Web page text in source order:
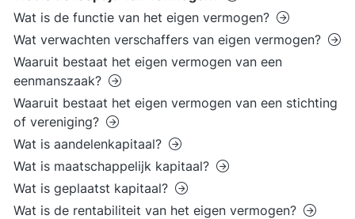
Wat is de functie van het eigen vermogen?
Wat verwachten verschaffers van eigen vermogen?
Waaruit bestaat het eigen vermogen van een
eenmanszaak?
Waaruit bestaat het eigen vermogen van een stichting
of vereniging?
Wat is aandelenkapitaal?
Wat is maatschappelijk kapitaal?
Wat is geplaatst kapitaal?
Wat is de rentabiliteit van het eigen vermogen?